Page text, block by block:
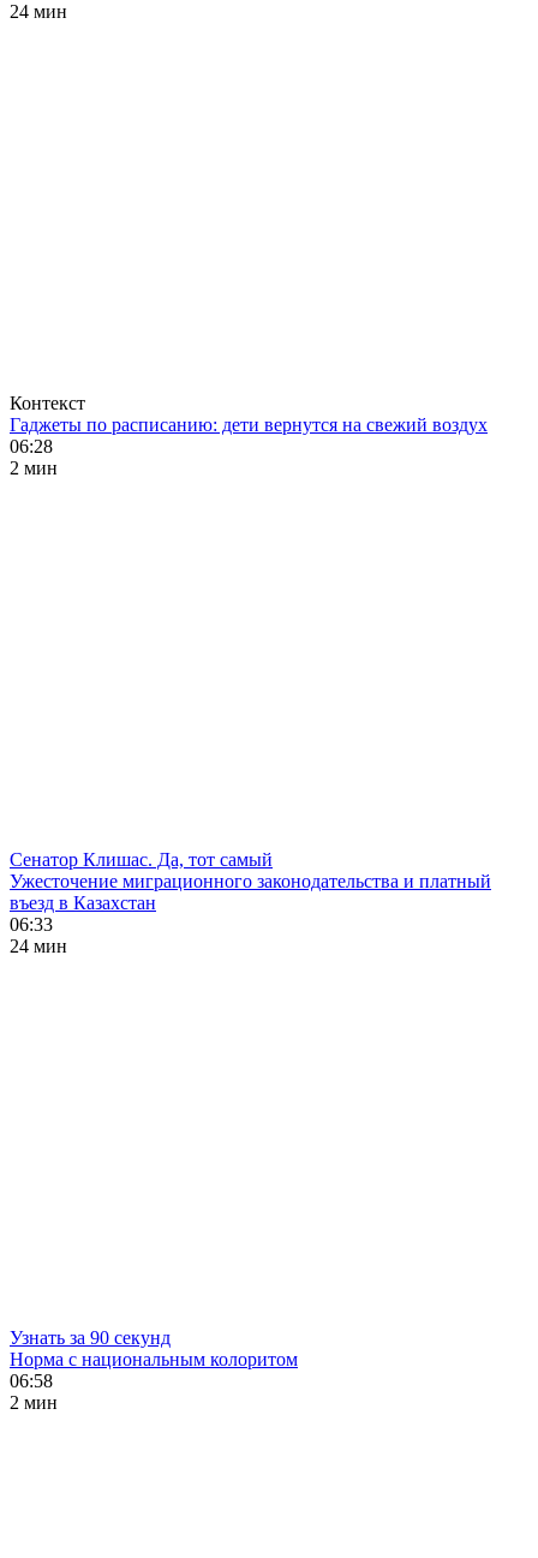
24 мин
Контекст
Гаджеты по расписанию: дети вернутся на свежий воздух
06:28
2 мин
Сенатор Клишас. Да, тот самый
Ужесточение миграционного законодательства и платный
въезд в Казахстан
06:33
24 мин
Узнать за 90 секунд
Норма с национальным колоритом
06:58
2 мин